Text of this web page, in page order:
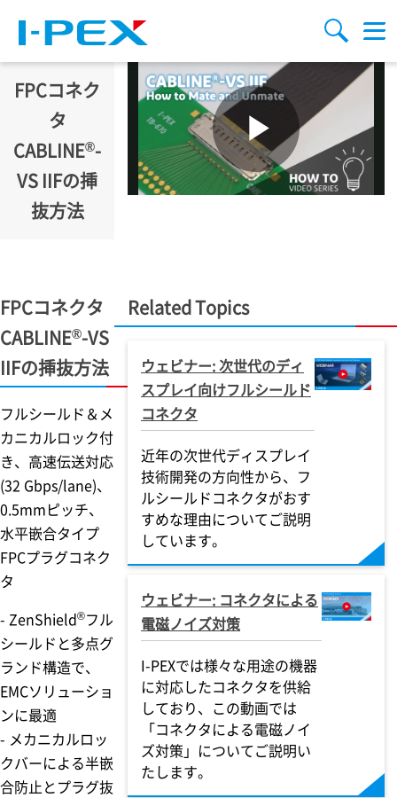
検索
ュ
ー
FPCコネク
タ
CABLINE®-
VS IIFの挿
抜方法
FPCコネクタ
CABLINE®-VS
IIFの挿抜方法
フルシールド＆メ
カニカルロック付
き、高速伝送対応
(32 Gbps/lane)、
0.5mmピッチ、
水平嵌合タイプ
FPCプラグコネク
タ
- ZenShield®フル
シールドと多点グ
ランド構造で、
EMCソリューショ
ンに最適
- メカニカルロッ
クバーによる半嵌
合防止とプラグ抜
Related Topics
ウェビナー: 次世代のディ
スプレイ向けフルシールド
コネクタ
近年の次世代ディスプレイ
技術開発の方向性から、フ
ルシールドコネクタがおす
すめな理由についてご説明
しています。
ウェビナー: コネクタによる
電磁ノイズ対策
I-PEXでは様々な用途の機器
に対応したコネクタを供給
しており、この動画では
「コネクタによる電磁ノイ
ズ対策」についてご説明い
たします。